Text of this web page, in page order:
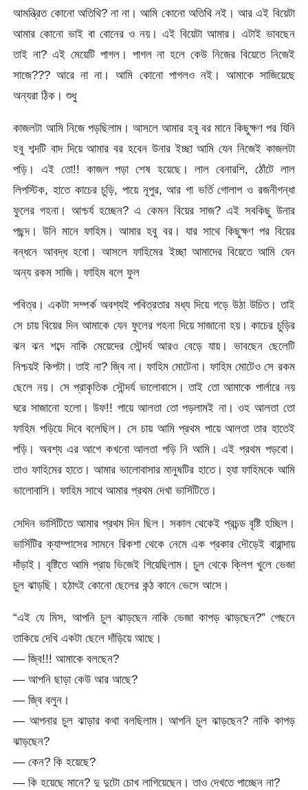
আমন্ত্রিত কোনো অতিথি? না না। আমি কোনো অতিথি নই। আর এই বিয়েটা
আমার কোনো ভাই বা বোনের ও নয়। এই বিয়েটা আমার। এটাই ভাবছেন
তাই না? এই মেয়েটি পাগল। পাগল না হলে কেউ নিজের বিয়েতে নিজেই
সাজে??? আরে না না। আমি কোনো পাগলও নই। আমাকে সাজিয়েছে
অন্যরা ঠিক। শুধু
কাজলটা আমি নিজে পড়ছিলাম। আসলে আমার হবু বর মানে কিছুক্ষণ পর যিনি
হবু শব্দটি বাদ দিয়ে আমার বর হবেন উনার ইচ্ছা আমি যেন নিজেই কাজলটা
পড়ি। এই তো!! কাজল পড়া শেষ হয়েছে। লাল বেনারশি, ঠোঁটে লাল
লিপস্টিক, হাতে কাচের চুড়ি, পায়ে নূপুর, আর গা ভর্তি গোলাপ ও রজনীগন্ধা
ফুলের গহনা। আশ্চর্য হচ্ছেন? এ কেমন বিয়ের সাজ? এই সবকিছু উনার
পছন্দ। উনি মানে ফাহিম। আমার হবু বর। যার সাথে কিছুক্ষণ পর বিয়ের
বন্ধনে আবদ্ধ হবো। আসলে ফাহিমের ইচ্ছা আমাদের বিয়েতে আমি যেন
অন্য রকম সাজি। ফাহিম বলে ফুল
পবিত্র। একটা সম্পর্ক অবশ্যই পবিত্রতার মধ্য দিয়ে গড়ে উঠা উচিত। তাই
সে চায় বিয়ের দিন আমাকে যেন ফুলের গহনা দিয়ে সাজানো হয়। কাচের চুড়ির
ঝন ঝন শব্দে নাকি মেয়েদের সৌন্দর্য আরও বেড়ে যায়। ভাবছেন ছেলেটি
নিশ্চয়ই কিপটা। তাই না? জ্বি না। ফাহিম মোটেনা। ফাহিম মোটেও সে রকম
ছেলে নয়। সে প্রাকৃতিক সৌন্দর্য ভালোবাসে। তাই তো আমাকে পার্লারে নয়
ঘরে সাজানো হলো। উফ!! পায়ে আলতা তো পড়লামই না। ওহ আলতা তো
ফাহিম পড়িয়ে দিবে বলেছিল। সে চায় আমি প্রথম পায়ে আলতা তার হাতেই
পড়ি। অবশ্য এর আগে কখনো আলতা পড়ি নি আমি। এই প্রথম পড়বো।
তাও ফাহিমের হাতে। আমার ভালোবাসার মানুষটির হাতে। হ্যা ফাহিমকে আমি
ভালোবাসি। ফাহিম সাথে আমার প্রথম দেখা ভার্সিটিতে।
সেদিন ভার্সিটিতে আমার প্রথম দিন ছিল। সকাল থেকেই প্রচন্ড বৃষ্টি হচ্ছিল।
ভার্সিটির ক্যাম্পাসের সামনে রিকশা থেকে নেমে এক প্রকার দৌড়েই বারান্দায়
দাঁড়াই। বৃষ্টিতে আমি প্রায় ভিজেই গিয়েছিলাম। চুল থেকে ক্লিপ খুলে ভেজা
চুল ঝাড়ছি। হঠাৎই কোনো ছেলের কন্ঠ কানে ভেসে আসে।
“এই যে মিস, আপনি চুল ঝাড়ছেন নাকি ভেজা কাপড় ঝাড়ছেন?” পেছনে
তাকিয়ে দেখি একটা ছেলে দাঁড়িয়ে আছে।
— জ্বি!!! আমাকে বলছেন?
— আপনি ছাড়া কেউ আর আছে?
— জ্বি বলুন।
— আপনার চুল ঝাড়ার কথা বলছিলাম। আপনি চুল ঝাড়ছেন? নাকি কাপড়
ঝাড়ছেন?
— কেন? কি হয়েছে?
— কি হয়েছে মানে? দু দুটো চোখ লাগিয়েছেন। তাও দেখতে পাচ্ছেন না?